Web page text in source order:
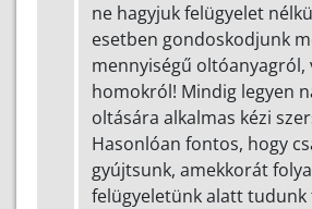
ne hagyjuk felügyelet
esetben gondoskodjunk
mennyiségű oltóanyagról,
homokról! Mindig legyen
oltására alkalmas kézi
Hasonlóan fontos, hogy
gyújtsunk, amekkorát
felügyeletünk alatt tudunk